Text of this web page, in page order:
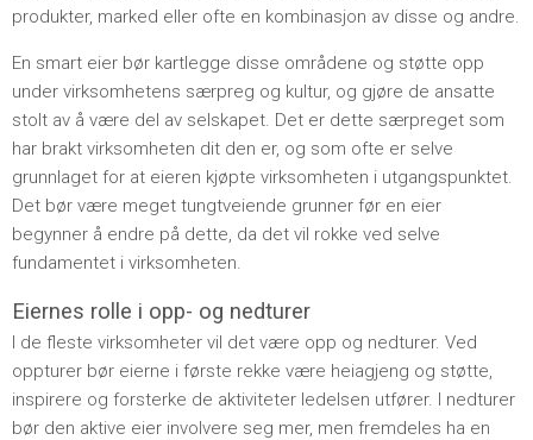
produkter, marked eller ofte en kombinasjon av disse og andre.
En smart eier bør kartlegge disse områdene og støtte opp
under virksomhetens særpreg og kultur, og gjøre de ansatte
stolt av å være del av selskapet. Det er dette særpreget som
har brakt virksomheten dit den er, og som ofte er selve
grunnlaget for at eieren kjøpte virksomheten i utgangspunktet.
Det bør være meget tungtveiende grunner før en eier
begynner å endre på dette, da det vil rokke ved selve
fundamentet i virksomheten.
Eiernes rolle i opp- og nedturer
I de fleste virksomheter vil det være opp og nedturer. Ved
oppturer bør eierne i første rekke være heiagjeng og støtte,
inspirere og forsterke de aktiviteter ledelsen utfører. I nedturer
bør den aktive eier involvere seg mer, men fremdeles ha en